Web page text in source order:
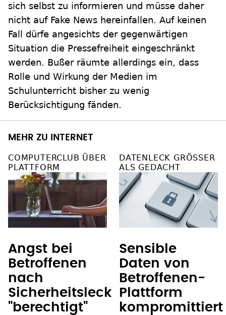
sich selbst zu informieren und müsse daher
nicht auf Fake News hereinfallen. Auf keinen
Fall dürfe angesichts der gegenwärtigen
Situation die Pressefreiheit eingeschränkt
werden. Bußer räumte allerdings ein, dass
Rolle und Wirkung der Medien im
Schulunterricht bisher zu wenig
Berücksichtigung fänden.
MEHR ZU INTERNET
COMPUTERCLUB ÜBER
PLATTFORM
Angst bei
Betroffenen
nach
Sicherheitsleck
"berechtigt"
DATENLECK GRÖSSER A
LS GEDACHT
Sensible
Daten von
Betroffenen-
Plattform
kompromittiert